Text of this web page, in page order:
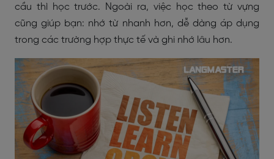
cầu thì học trước. Ngoài ra, việc học theo từ vựng
cũng giúp bạn: nhớ từ nhanh hơn, dễ dàng áp dụng
trong các trường hợp thực tế và ghi nhớ lâu hơn.